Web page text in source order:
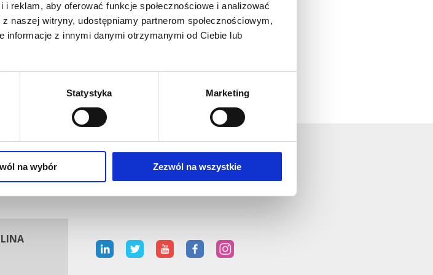
reklam, aby oferować funkcje społecznościowe i analizować
naszej witryny, udostępniamy partnerom społecznościowym,
informacje z innymi danymi otrzymanymi od Ciebie lub
Statystyka Marketing
na wybór Zezwól na wszystkie